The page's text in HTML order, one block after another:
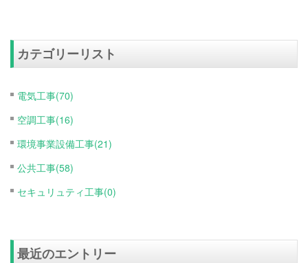
カテゴリーリスト
電気工事(70)
空調工事(16)
環境事業設備工事(21)
公共工事(58)
セキュリュティ工事(0)
最近のエントリー